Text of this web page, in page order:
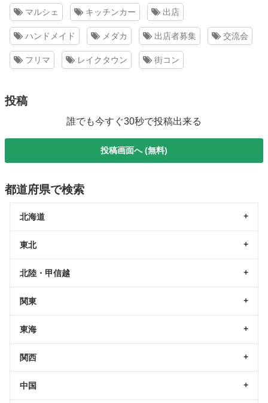
マルシェ キッチンカー 出店
ハンドメイド メダカ 出店者募集 交流会
フリマ レイクタウン 街コン
投稿
誰でも今すぐ30秒で投稿出来る
投稿画面へ (無料)
都道府県で検索
北海道
東北
北陸・甲信越
関東
東海
関西
中国